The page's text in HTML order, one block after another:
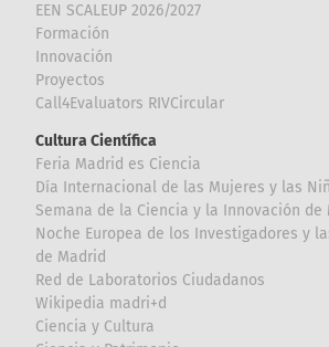
EEN SCALEUP 2026/2027
Formación
Innovación
Proyectos
Call4Evaluators RIVCircular
Cultura Científica
Feria Madrid es Ciencia
Día Internacional de las Mujeres y las
Semana de la Ciencia y la Innovación de
Noche Europea de los Investigadores y
de Madrid
Red de Laboratorios Ciudadanos
Wikipedia madri+d
Ciencia y Cultura